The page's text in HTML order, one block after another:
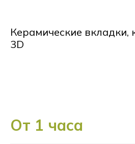
Керамические вкладки,
3D
От 1 часа